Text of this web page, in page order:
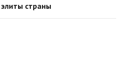
страны